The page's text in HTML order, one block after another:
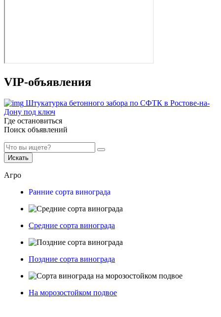
VIP-объявления
Штукатурка бетонного забора по СФТК в Ростове-на-
Дону под ключ
Где остановиться
Поиск объявлений
Искать
Агро
Ранние сорта винограда
Средние сорта винограда
Поздние сорта винограда
На морозостойком подвое